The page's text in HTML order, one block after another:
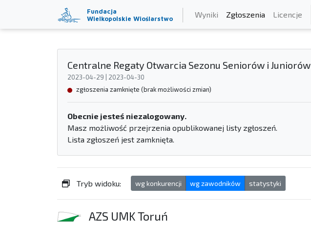
Fundacja
Wielkopolskie Wioślarstwo
Wyniki Zgłoszenia Licencje
Centralne Regaty Otwarcia Sezonu Seniorów i Juniorów
2023-04-29 | 2023-04-30
zgłoszenia zamknięte (brak możliwości zmian)
Obecnie jesteś niezalogowany.
Masz możliwość przejrzenia opublikowanej listy zgłoszeń.
Lista zgłoszeń jest zamknięta.
Tryb widoku: wg konkurencji wg zawodników statystyki
AZS UMK Toruń